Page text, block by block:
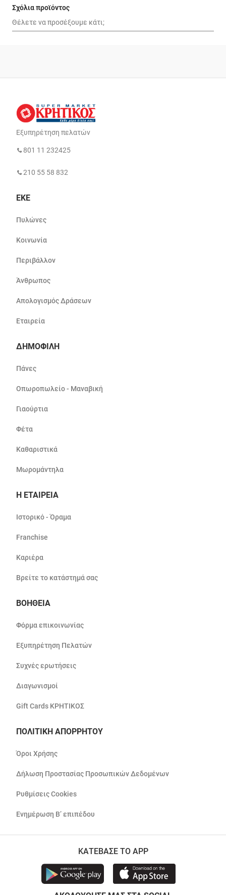
Σχόλια προϊόντος
Εξυπηρέτηση πελατών
801 11 232425
210 55 58 832
ΕΚΕ
Πυλώνες
Κοινωνία
Περιβάλλον
Άνθρωπος
Απολογισμός Δράσεων
Εταιρεία
ΔΗΜΟΦΙΛΗ
Πάνες
Οπωροπωλείο - Μαναβική
Γιαούρτια
Φέτα
Καθαριστικά
Μωρομάντηλα
Η ΕΤΑΙΡΕΙΑ
Ιστορικό - Όραμα
Franchise
Καριέρα
Βρείτε το κατάστημά σας
ΒΟΗΘΕΙΑ
Φόρμα επικοινωνίας
Εξυπηρέτηση Πελατών
Συχνές ερωτήσεις
Διαγωνισμοί
Gift Cards ΚΡΗΤΙΚΟΣ
ΠΟΛΙΤΙΚΗ ΑΠΟΡΡΗΤΟΥ
Όροι Χρήσης
Δήλωση Προστασίας Προσωπικών Δεδομένων
Ρυθμίσεις Cookies
Ενημέρωση Β’ επιπέδου
ΚΑΤΕΒΑΣΕ ΤΟ APP